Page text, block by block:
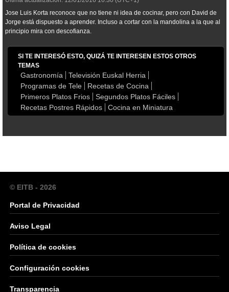
Jose Luis Korta reconoce que no tiene ni idea de cocinar, pero con David de
Jorge está dispuesto a aprender. Incluso a cortar con la mandolina a la que al
principio mira con descofianza.
SI TE INTERESÓ ESTO, QUIZÁ TE INTERESEN ESTOS OTROS
TEMAS
Gastronomía
Televisión Euskal Herria
Programas de Tele
Recetas de Cocina
Primeros Platos Frios
Segundos Platos Fáciles
Recetas Postres Rápidos
Cocina en Miniatura
© EITB - 2026
Portal de Privacidad
Aviso Legal
Política de cookies
Configuración cookies
Transparencia